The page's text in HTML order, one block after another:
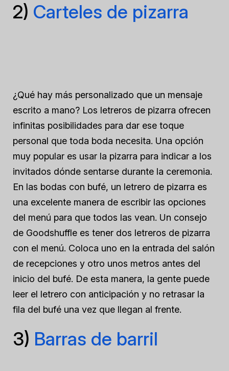
2) Carteles de pizarra
¿Qué hay más personalizado que un mensaje
escrito a mano? Los letreros de pizarra ofrecen
infinitas posibilidades para dar ese toque
personal que toda boda necesita. Una opción
muy popular es usar la pizarra para indicar a los
invitados dónde sentarse durante la ceremonia.
En las bodas con bufé, un letrero de pizarra es
una excelente manera de escribir las opciones
del menú para que todos las vean. Un consejo
de Goodshuffle es tener dos letreros de pizarra
con el menú. Coloca uno en la entrada del salón
de recepciones y otro unos metros antes del
inicio del bufé. De esta manera, la gente puede
leer el letrero con anticipación y no retrasar la
fila del bufé una vez que llegan al frente.
3) Barras de barril